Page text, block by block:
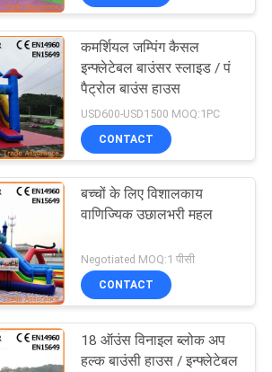
कमर्शियल जम्पिंग कैसल
इन्फ्लेटेबल बाउंसर स्लाइड / पं
पैट्रोल बाउंस हाउस
USD600-USD1500 MOQ:1PC
CONTACT
बच्चों के लिए विशालकाय
वाणिज्यिक उछालभरी महल
Negotiated MOQ:1 पीसी
CONTACT
18 ऑउंस विनाइल ब्लोक अप
हल्क बाउंसी हाउस / इन्फ्लेटेबल